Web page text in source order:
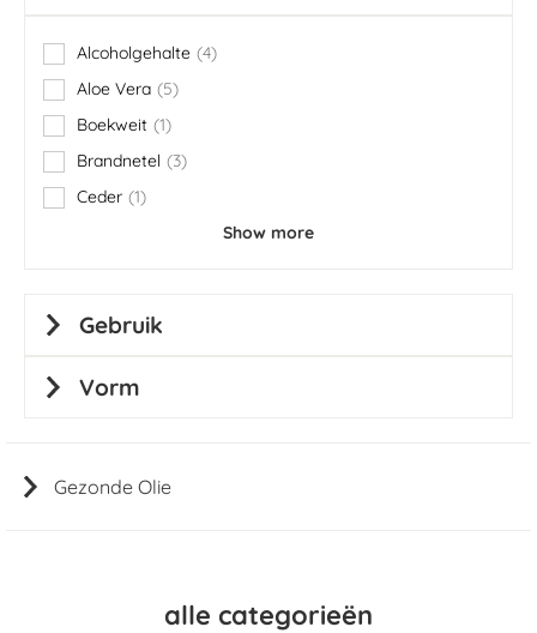
alle categorieën
Gezonde Olie
Alcoholgehalte 4
items
Aloe Vera
5
items
Boekweit 1
item
Brandnetel
3
items
Ceder 1
item
Show more
Gebruik
Vorm